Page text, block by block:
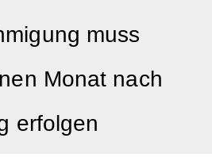
muss
Monat nach
erfolgen